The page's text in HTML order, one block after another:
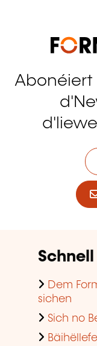
Abonéiert
Dem
sichen
Sich no